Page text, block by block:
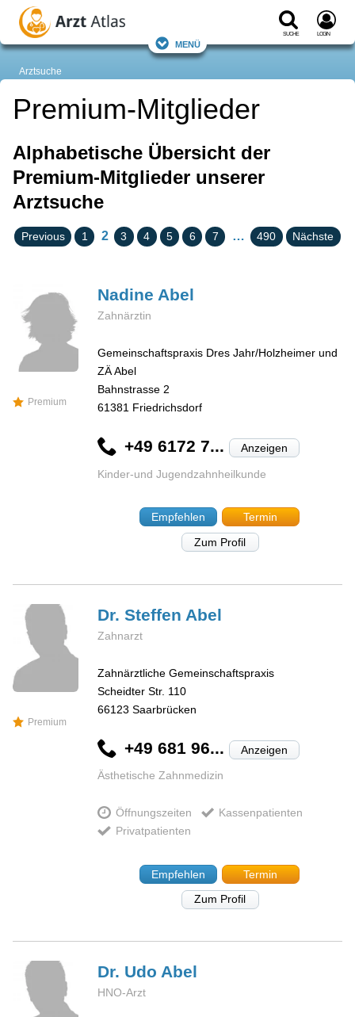
Suche Login
Menü
Arztsuche
Premium-Mitglieder
Alphabetische Übersicht der
Premium-Mitglieder unserer
Arztsuche
Previous 1 2 3 4 5 6 7 … 490 Nächste
Premium
Nadine Abel
Zahnärztin
Gemeinschaftspraxis Dres Jahr/Holzheimer und
ZÄ Abel
Bahnstrasse 2
61381 Friedrichsdorf
+49 6172 7... Anzeigen
Kinder-und Jugendzahnheilkunde
Empfehlen
Termin
Zum Profil
Premium
Dr. Steffen Abel
Zahnarzt
Zahnärztliche Gemeinschaftspraxis
Scheidter Str. 110
66123 Saarbrücken
+49 681 96... Anzeigen
Ästhetische Zahnmedizin
Öffnungszeiten
Kassenpatienten
Privatpatienten
Empfehlen
Termin
Zum Profil
Dr. Udo Abel
HNO-Arzt